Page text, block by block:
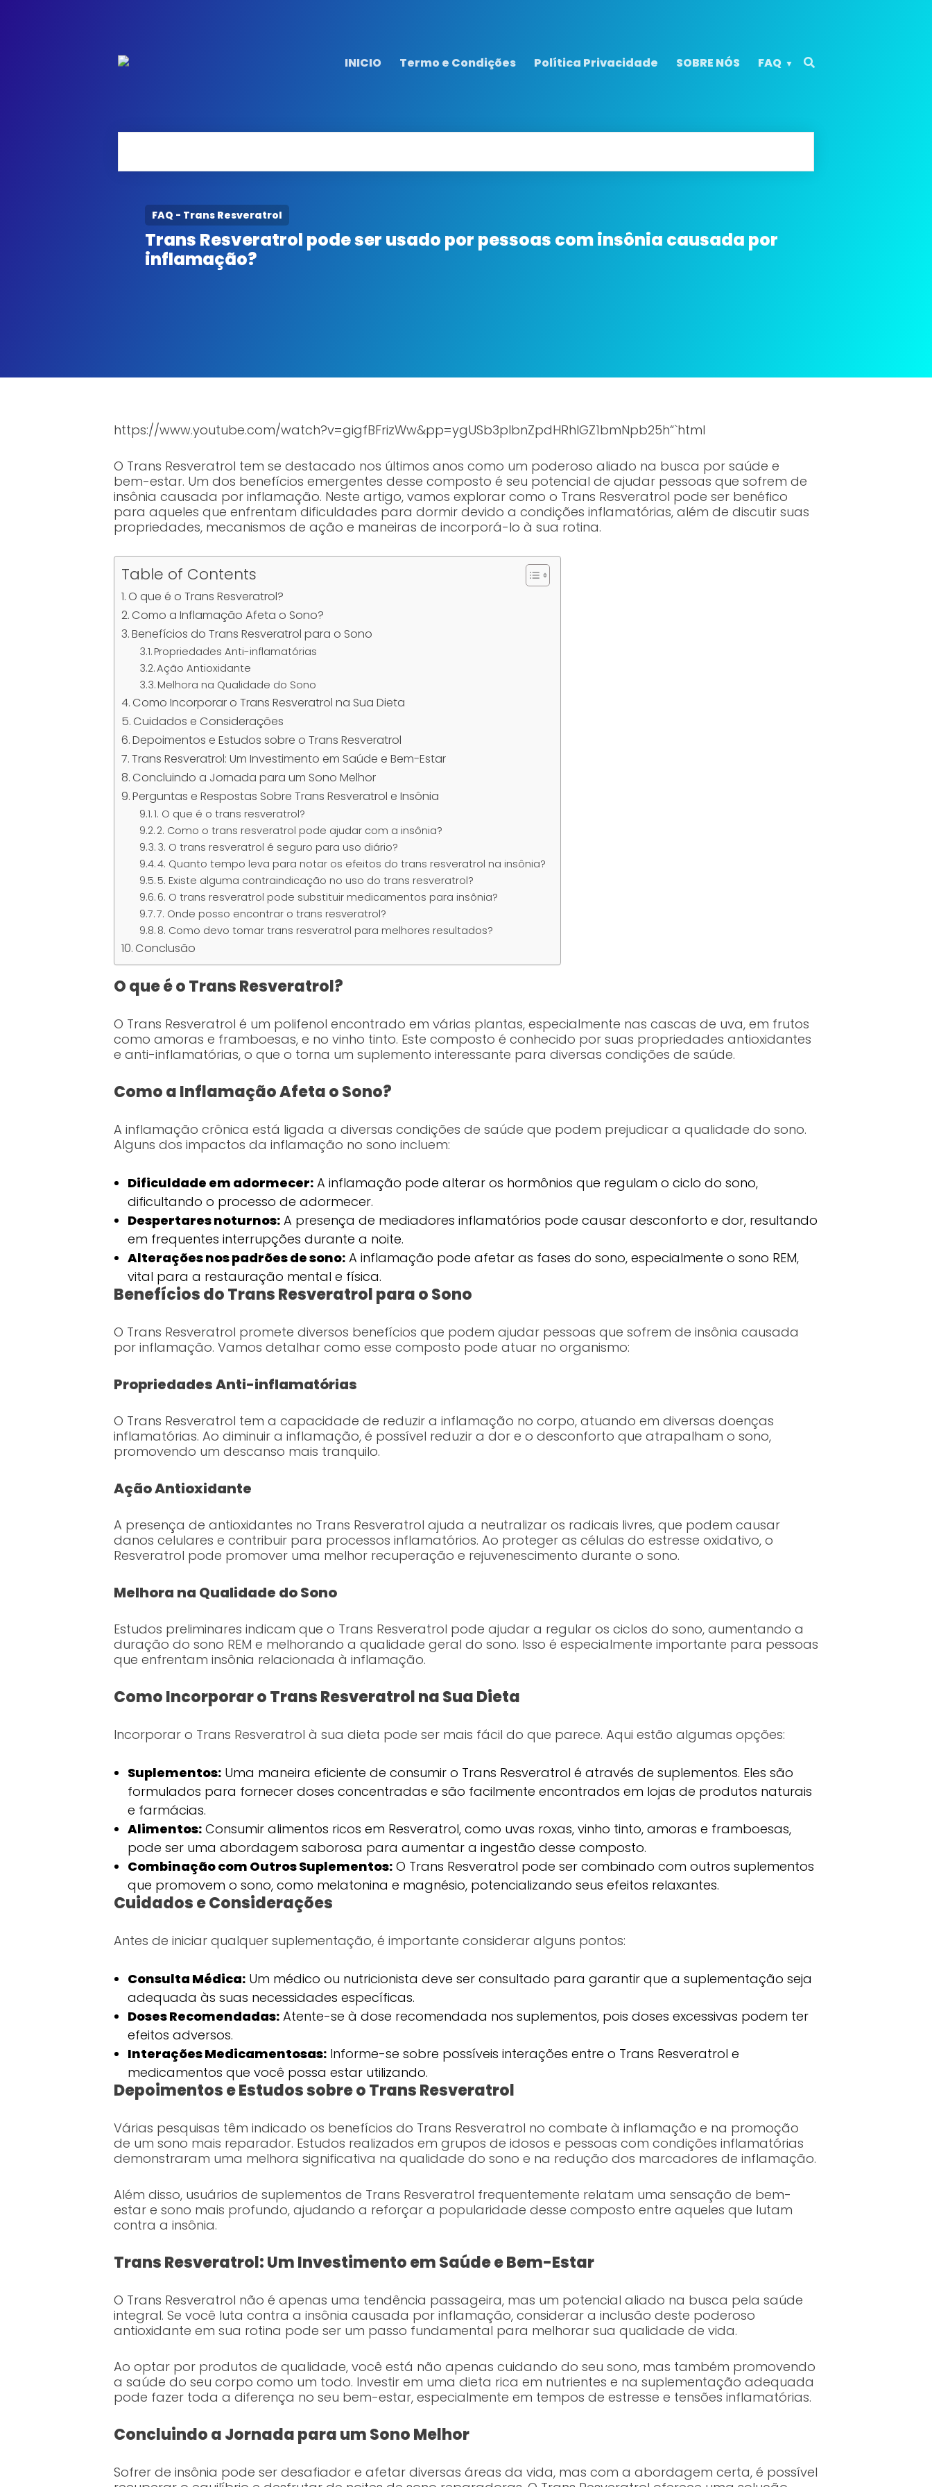
INICIO Termo e Condições Política Privacidade SOBRE NÓS FAQ
FAQ - Trans Resveratrol
Trans Resveratrol pode ser usado por pessoas com insônia causada por
inflamação?
https://www.youtube.com/watch?v=gigfBFrizWw&pp=ygUSb3plbnZpdHRhIGZ1bmNpb25h“`html
O Trans Resveratrol tem se destacado nos últimos anos como um poderoso aliado na busca por saúde e
bem-estar. Um dos benefícios emergentes desse composto é seu potencial de ajudar pessoas que sofrem de
insônia causada por inflamação. Neste artigo, vamos explorar como o Trans Resveratrol pode ser benéfico
para aqueles que enfrentam dificuldades para dormir devido a condições inflamatórias, além de discutir suas
propriedades, mecanismos de ação e maneiras de incorporá-lo à sua rotina.
Table of Contents
O que é o Trans Resveratrol?
Como a Inflamação Afeta o Sono?
Benefícios do Trans Resveratrol para o Sono
Propriedades Anti-inflamatórias
Ação Antioxidante
Melhora na Qualidade do Sono
Como Incorporar o Trans Resveratrol na Sua Dieta
Cuidados e Considerações
Depoimentos e Estudos sobre o Trans Resveratrol
Trans Resveratrol: Um Investimento em Saúde e Bem-Estar
Concluindo a Jornada para um Sono Melhor
Perguntas e Respostas Sobre Trans Resveratrol e Insônia
1. O que é o trans resveratrol?
2. Como o trans resveratrol pode ajudar com a insônia?
3. O trans resveratrol é seguro para uso diário?
4. Quanto tempo leva para notar os efeitos do trans resveratrol na insônia?
5. Existe alguma contraindicação no uso do trans resveratrol?
6. O trans resveratrol pode substituir medicamentos para insônia?
7. Onde posso encontrar o trans resveratrol?
8. Como devo tomar trans resveratrol para melhores resultados?
Conclusão
O que é o Trans Resveratrol?
O Trans Resveratrol é um polifenol encontrado em várias plantas, especialmente nas cascas de uva, em frutos
como amoras e framboesas, e no vinho tinto. Este composto é conhecido por suas propriedades antioxidantes
e anti-inflamatórias, o que o torna um suplemento interessante para diversas condições de saúde.
Como a Inflamação Afeta o Sono?
A inflamação crônica está ligada a diversas condições de saúde que podem prejudicar a qualidade do sono.
Alguns dos impactos da inflamação no sono incluem:
Dificuldade em adormecer:A inflamação pode alterar os hormônios que regulam o ciclo do sono,
dificultando o processo de adormecer.
Despertares noturnos:A presença de mediadores inflamatórios pode causar desconforto e dor, resultando
em frequentes interrupções durante a noite.
Alterações nos padrões de sono:A inflamação pode afetar as fases do sono, especialmente o sono REM,
vital para a restauração mental e física.
Benefícios do Trans Resveratrol para o Sono
O Trans Resveratrol promete diversos benefícios que podem ajudar pessoas que sofrem de insônia causada
por inflamação. Vamos detalhar como esse composto pode atuar no organismo:
Propriedades Anti-inflamatórias
O Trans Resveratrol tem a capacidade de reduzir a inflamação no corpo, atuando em diversas doenças
inflamatórias. Ao diminuir a inflamação, é possível reduzir a dor e o desconforto que atrapalham o sono,
promovendo um descanso mais tranquilo.
Ação Antioxidante
A presença de antioxidantes no Trans Resveratrol ajuda a neutralizar os radicais livres, que podem causar
danos celulares e contribuir para processos inflamatórios. Ao proteger as células do estresse oxidativo, o
Resveratrol pode promover uma melhor recuperação e rejuvenescimento durante o sono.
Melhora na Qualidade do Sono
Estudos preliminares indicam que o Trans Resveratrol pode ajudar a regular os ciclos do sono, aumentando a
duração do sono REM e melhorando a qualidade geral do sono. Isso é especialmente importante para pessoas
que enfrentam insônia relacionada à inflamação.
Como Incorporar o Trans Resveratrol na Sua Dieta
Incorporar o Trans Resveratrol à sua dieta pode ser mais fácil do que parece. Aqui estão algumas opções:
Suplementos:Uma maneira eficiente de consumir o Trans Resveratrol é através de suplementos. Eles são
formulados para fornecer doses concentradas e são facilmente encontrados em lojas de produtos naturais
e farmácias.
Alimentos:Consumir alimentos ricos em Resveratrol, como uvas roxas, vinho tinto, amoras e framboesas,
pode ser uma abordagem saborosa para aumentar a ingestão desse composto.
Combinação com Outros Suplementos:O Trans Resveratrol pode ser combinado com outros suplementos
que promovem o sono, como melatonina e magnésio, potencializando seus efeitos relaxantes.
Cuidados e Considerações
Antes de iniciar qualquer suplementação, é importante considerar alguns pontos:
Consulta Médica:Um médico ou nutricionista deve ser consultado para garantir que a suplementação seja
adequada às suas necessidades específicas.
Doses Recomendadas:Atente-se à dose recomendada nos suplementos, pois doses excessivas podem ter
efeitos adversos.
Interações Medicamentosas:Informe-se sobre possíveis interações entre o Trans Resveratrol e
medicamentos que você possa estar utilizando.
Depoimentos e Estudos sobre o Trans Resveratrol
Várias pesquisas têm indicado os benefícios do Trans Resveratrol no combate à inflamação e na promoção
de um sono mais reparador. Estudos realizados em grupos de idosos e pessoas com condições inflamatórias
demonstraram uma melhora significativa na qualidade do sono e na redução dos marcadores de inflamação.
Além disso, usuários de suplementos de Trans Resveratrol frequentemente relatam uma sensação de bem-
estar e sono mais profundo, ajudando a reforçar a popularidade desse composto entre aqueles que lutam
contra a insônia.
Trans Resveratrol: Um Investimento em Saúde e Bem-Estar
O Trans Resveratrol não é apenas uma tendência passageira, mas um potencial aliado na busca pela saúde
integral. Se você luta contra a insônia causada por inflamação, considerar a inclusão deste poderoso
antioxidante em sua rotina pode ser um passo fundamental para melhorar sua qualidade de vida.
Ao optar por produtos de qualidade, você está não apenas cuidando do seu sono, mas também promovendo
a saúde do seu corpo como um todo. Investir em uma dieta rica em nutrientes e na suplementação adequada
pode fazer toda a diferença no seu bem-estar, especialmente em tempos de estresse e tensões inflamatórias.
Concluindo a Jornada para um Sono Melhor
Sofrer de insônia pode ser desafiador e afetar diversas áreas da vida, mas com a abordagem certa, é possível